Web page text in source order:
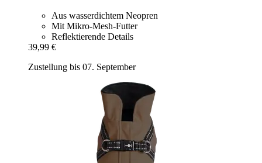
Aus wasserdichtem Neopren
Mit Mikro-Mesh-Futter
Reflektierende Details
39,99 €
Zustellung bis 07. September